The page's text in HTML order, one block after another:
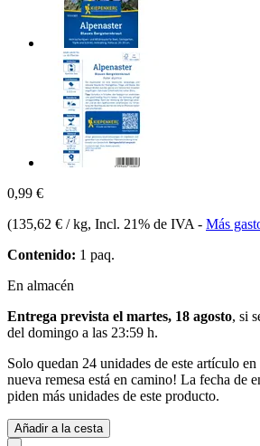
0,99 €
(135,62 € / kg, Incl. 21% de IVA - Más
Contenido: 1 paq.
En almacén
Entrega prevista el martes, 18 agosto, si
del domingo a las 23:59 h.
Solo quedan 24 unidades de este artículo
nueva remesa está en camino! La fecha de
piden más unidades de este producto.
Añadir a la cesta